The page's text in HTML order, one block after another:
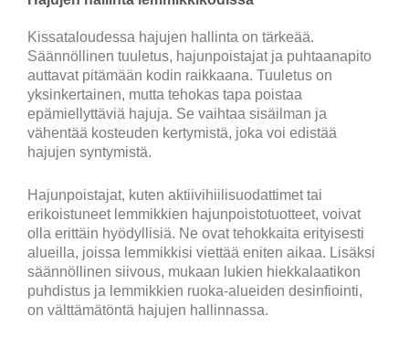
Kissataloudessa hajujen hallinta on tärkeää.
Säännöllinen tuuletus, hajunpoistajat ja puhtaanapito
auttavat pitämään kodin raikkaana. Tuuletus on
yksinkertainen, mutta tehokas tapa poistaa
epämiellyttäviä hajuja. Se vaihtaa sisäilman ja
vähentää kosteuden kertymistä, joka voi edistää
hajujen syntymistä.
Hajunpoistajat, kuten aktiivihiilisuodattimet tai
erikoistuneet lemmikkien hajunpoistotuotteet, voivat
olla erittäin hyödyllisiä. Ne ovat tehokkaita erityisesti
alueilla, joissa lemmikkisi viettää eniten aikaa. Lisäksi
säännöllinen siivous, mukaan lukien hiekkalaatikon
puhdistus ja lemmikkien ruoka-alueiden desinfiointi,
on välttämätöntä hajujen hallinnassa.